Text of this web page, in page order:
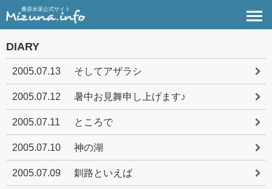
桑原水菜公式サイト
DIARY
2005.07.13 そしてアザラシ
2005.07.12 暑中お見舞申し上げます♪
2005.07.11 ところで
2005.07.10 神の湖
2005.07.09 釧路といえば